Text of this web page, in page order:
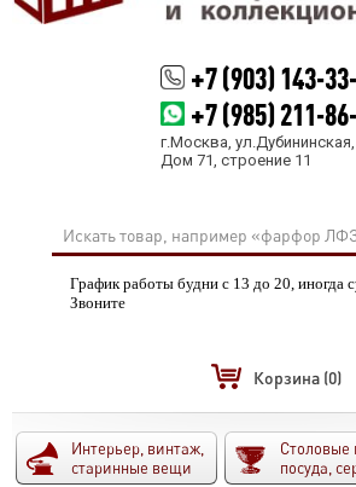
+7 (903) 143-
+7 (985) 211-
г.Москва, ул.Дубининская,
Дом 71, строение 11
График работы будни с 13 до 20, иногда
Звоните
Корзина (0)
Интерьер, винтаж,
старинные вещи
Столовые
посуда,